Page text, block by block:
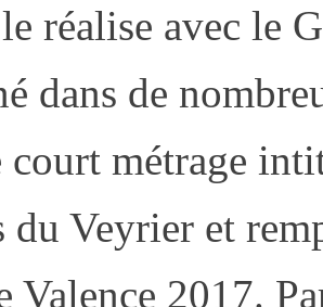
réalise avec le
dans de
court métrage
du Veyrier et
Valence 2017.